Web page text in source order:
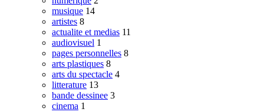
musique 14
artistes 8
actualite et medias 11
audiovisuel 1
pages personnelles 8
arts plastiques 8
arts du spectacle 4
litterature 13
bande dessinee 3
cinema 1